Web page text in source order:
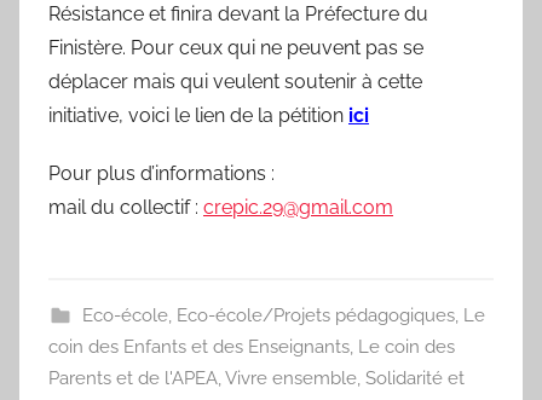
Résistance et finira devant la Préfecture du
Finistère. Pour ceux qui ne peuvent pas se
déplacer mais qui veulent soutenir à cette
initiative, voici le lien de la pétition ici
Pour plus d’informations :
mail du collectif : crepic.29@gmail.com
Eco-école, Eco-école/Projets pédagogiques, Le
coin des Enfants et des Enseignants, Le coin des
Parents et de l'APEA,Vivre ensemble, Solidarité et